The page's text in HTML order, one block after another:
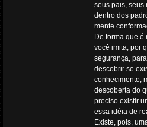
seus pais, seus
dentro dos
mente
De forma que
você imita, por
segurança,
descobrir se
conhecimento,
descoberta do
preciso existir
essa idéia de
Existe, pois,